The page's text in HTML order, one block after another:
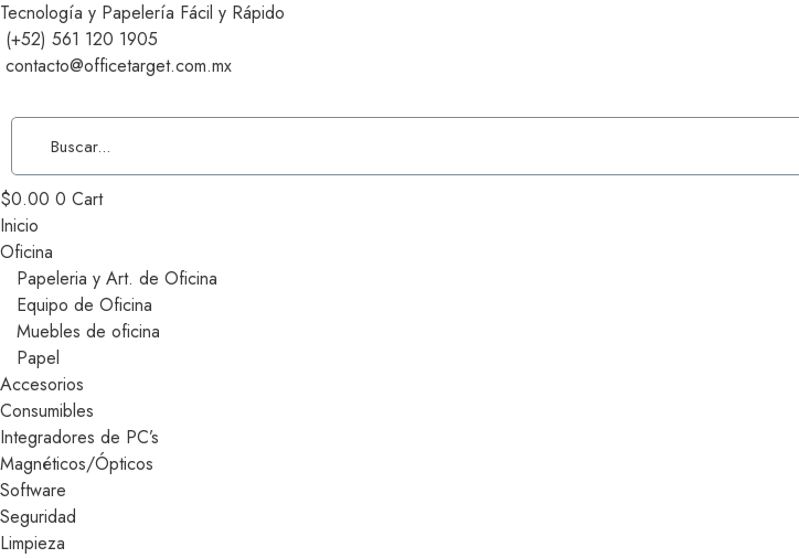
Tecnología y Papelería Fácil y Rápido
(+52) 561 120 1905
contacto@officetarget.com.mx
$0.00 0 Cart
Inicio
Oficina
Papeleria y Art. de Oficina
Equipo de Oficina
Muebles de oficina
Papel
Accesorios
Consumibles
Integradores de PC’s
Magnéticos/Ópticos
Software
Seguridad
Limpieza